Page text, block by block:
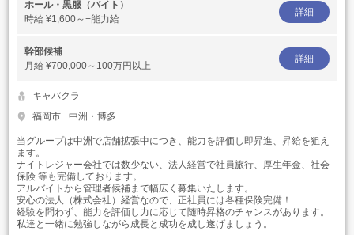
ホール・黒服（バイト）
時給 ¥1,600～+能力給
詳細
幹部候補
月給 ¥700,000～100万円以上
詳細
キャバクラ
福岡市
中洲・博多
当グループは中洲で店舗拡張中につき、能力を評価し即昇進、昇給を狙え
ます。
ナイトレジャー会社では数少ない、法人経営で社員旅行、厚生年金、社会
保険 等も完備しております。
アルバイトから管理者候補まで幅広く募集いたします。
安心の法人（株式会社）経営なので、正社員には各種保険完備！
経験を問わず、能力を評価し力に応じて随時昇格のチャンスがあります。
私達と一緒に勉強しながら成長と成功を成し遂げましょう。